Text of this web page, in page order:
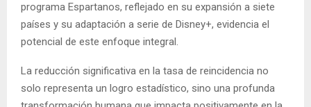
programa Espartanos, reflejado en su expansión a siete
países y su adaptación a serie de Disney+, evidencia el
potencial de este enfoque integral.
La reducción significativa en la tasa de reincidencia no
solo representa un logro estadístico, sino una profunda